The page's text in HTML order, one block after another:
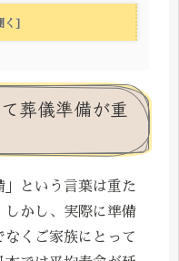
葬儀準備が重
という言葉は重た
しかし、実際に準備
なくご家族にとって